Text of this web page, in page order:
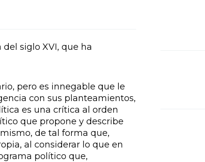
siglo XVI, que ha
pero es innegable que le
con sus planteamientos,
es una crítica al orden
que propone y describe
de tal forma que,
al considerar lo que en
político que,